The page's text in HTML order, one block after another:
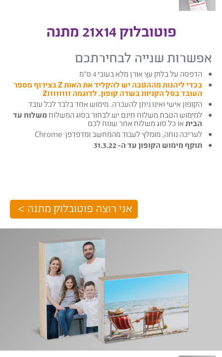
פוטובלוק 21x14 מתנה
אפשרות שנייה לבחירתכם
הדפסה על בלוק עץ אורן מלא בעובי 4 ס”מ
בכדי ליהנות מההטבה יש להקליד את האות Z בצירוף מספר
העובד בסל הקניות בשדה קופון. לדוגמה Z11111111
הקופון אישי ואינו ניתן להעברה. מימוש אחד בלבד לכל עובד
למימוש הטבת משלוח חינם יש לבחור בסוג המשלוח משלוח עד
הבית או כל סוג משלוח אחר שנוח לכם
לעריכה נוחה, מומלץ לעבוד מהמחשב ומדפדפן Chrome
תוקף מימוש הקופון עד ה- 31.3.22